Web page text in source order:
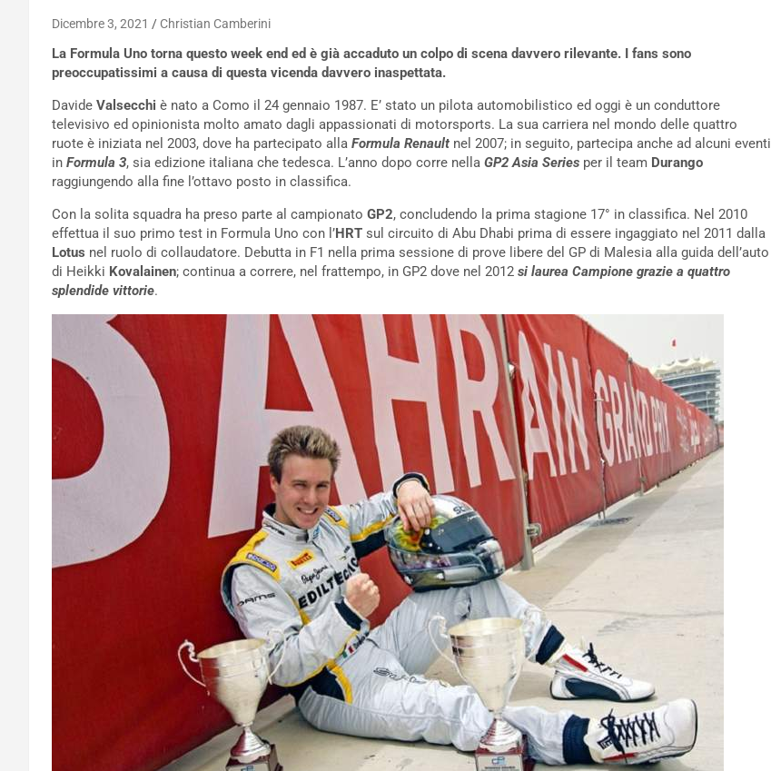
Dicembre 3, 2021 Christian Camberini
La Formula Uno torna questo week end ed è già accaduto un colpo di scena davvero rilevante. I fans sono
preoccupatissimi a causa di questa vicenda davvero inaspettata.
Davide Valsecchi è nato a Como il 24 gennaio 1987. E’ stato un pilota automobilistico ed oggi è un conduttore
televisivo ed opinionista molto amato dagli appassionati di motorsports. La sua carriera nel mondo delle quattro
ruote è iniziata nel 2003, dove ha partecipato alla Formula Renault nel 2007; in seguito, partecipa anche ad alcuni eventi
in Formula 3, sia edizione italiana che tedesca. L’anno dopo corre nella GP2 Asia Series per il team Durango
raggiungendo alla fine l’ottavo posto in classifica.
Con la solita squadra ha preso parte al campionato GP2, concludendo la prima stagione 17° in classifica. Nel 2010
effettua il suo primo test in Formula Uno con l’HRT sul circuito di Abu Dhabi prima di essere ingaggiato nel 2011 dalla
Lotus nel ruolo di collaudatore. Debutta in F1 nella prima sessione di prove libere del GP di Malesia alla guida dell’auto
di Heikki Kovalainen; continua a correre, nel frattempo, in GP2 dove nel 2012 si laurea Campione grazie a quattro
splendide vittorie.